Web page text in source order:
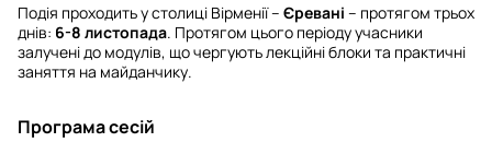
Подія проходить у столиці Вірменії – Єревані – протягом трьох
днів: 6-8 листопада. Протягом цього періоду учасники
залучені до модулів, що чергують лекційні блоки та практичні
заняття на майданчику.
Програма сесій